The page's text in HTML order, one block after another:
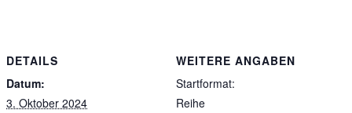
DETAILS
Datum:
3. Oktober 2024
WEITERE ANGABEN
Startformat:
Reihe